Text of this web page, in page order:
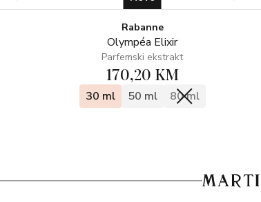
Rabanne
Olympéa Elixir
Parfemski ekstrakt
170,20 KM
30 ml 50 ml 80 ml